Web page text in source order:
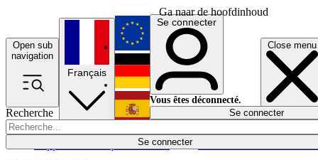
Ga naar de hoofdinhoud
Open sub
navigation
Close menu
Recherche
Se connecter
Économie
Français
English
Deutsch
Español
Se connecter
Vous êtes déconnecté.
Se connecter